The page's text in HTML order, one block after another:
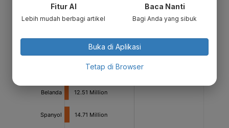
Fitur AI
Lebih mudah berbagi artikel
Baca Nanti
Bagi Anda yang sibuk
Buka di Aplikasi
Tetap di Browser